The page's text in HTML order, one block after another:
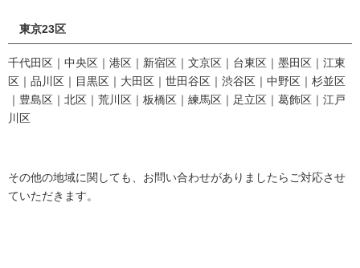
東京23区
千代田区｜中央区｜港区｜新宿区｜文京区｜台東区｜墨田区｜江東
区｜品川区｜目黒区｜大田区｜世田谷区｜渋谷区｜中野区｜杉並区
｜豊島区｜北区｜荒川区｜板橋区｜練馬区｜足立区｜葛飾区｜江戸
川区
その他の地域に関しても、お問い合わせがありましたらご対応させ
ていただきます。